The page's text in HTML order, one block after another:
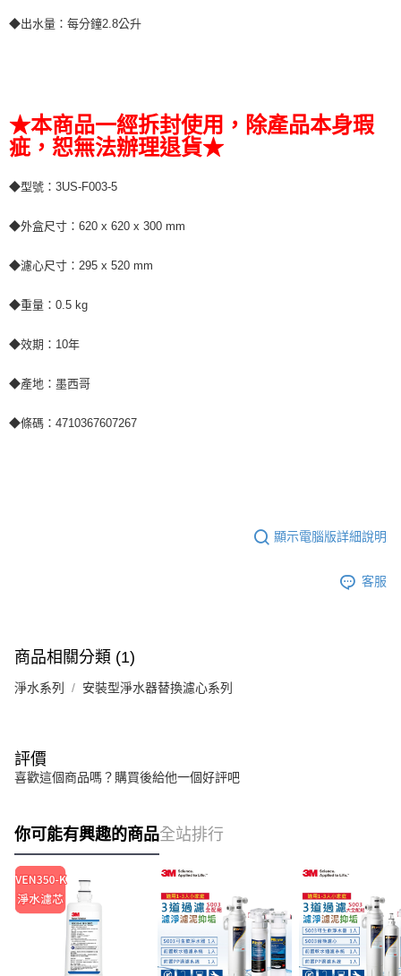
◆出水量：每分鐘2.8公升
★本商品一經拆封使用，除產品本身瑕
疵，恕無法辦理退貨★
◆型號：3US-F003-5
◆外盒尺寸：620 x 620 x 300 mm
◆濾心尺寸：295 x 520 mm
◆重量：0.5 kg
◆效期：10年
◆產地：墨西哥
◆條碼：4710367607267
顯示電腦版詳細說明
客服
商品相關分類 (1)
淨水系列 安裝型淨水器替換濾心系列
評價
喜歡這個商品嗎？購買後給他一個好評吧
你可能有興趣的商品全站排行